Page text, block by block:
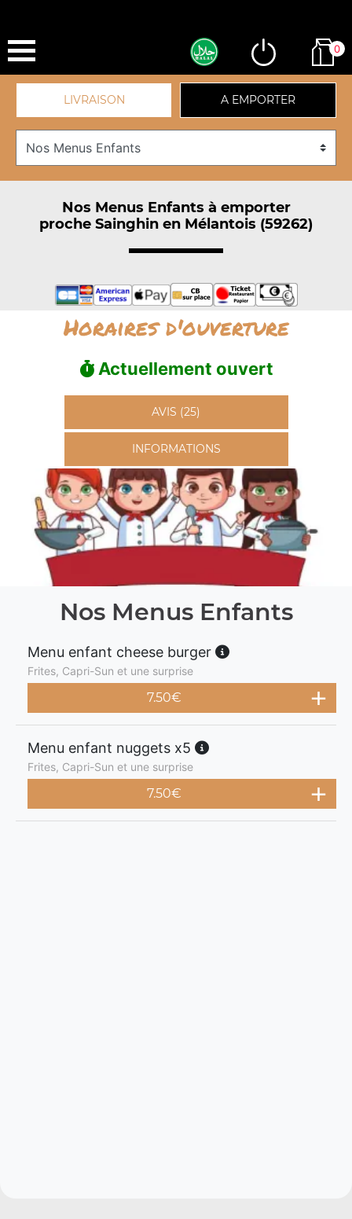
0
LIVRAISON A EMPORTER
Nos Menus Enfants à emporter
proche Sainghin en Mélantois (59262)
Horaires d'ouverture
Actuellement ouvert
AVIS (25)
INFORMATIONS
Nos Menus Enfants
Menu enfant cheese burger
Frites, Capri-Sun et une surprise
7.50€
Menu enfant nuggets x5
Frites, Capri-Sun et une surprise
7.50€